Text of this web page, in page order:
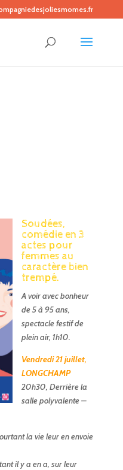
Soudées,
comédie en 3
actes pour
femmes au
caractère bien
trempé.
A voir avec bonheur
de 5 à 95 ans,
spectacle festif de
plein air, 1h10.
Vendredi 21 juillet,
LONGCHAMP
20h30, Derrière la
salle polyvalente –
la vie leur en envoie
il y a en a, sur leur